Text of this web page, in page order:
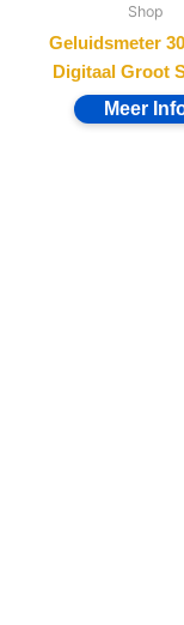
Shop
Geluidsmeter
Digitaal Groot